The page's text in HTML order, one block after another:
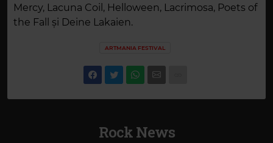
Mercy, Lacuna Coil, Helloween, Lacrimosa, Poets of
the Fall și Deine Lakaien.
ARTMANIA FESTIVAL
Rock News